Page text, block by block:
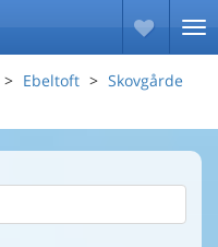
Ebeltoft
Skovgårde